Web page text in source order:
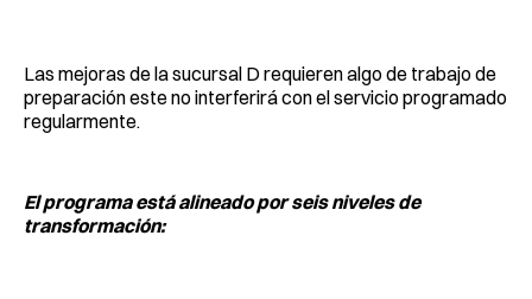
Las mejoras de la sucursal D requieren algo de trabajo de
preparación este no interferirá con el servicio programado
regularmente.
El programa está alineado por seis niveles de
transformación: